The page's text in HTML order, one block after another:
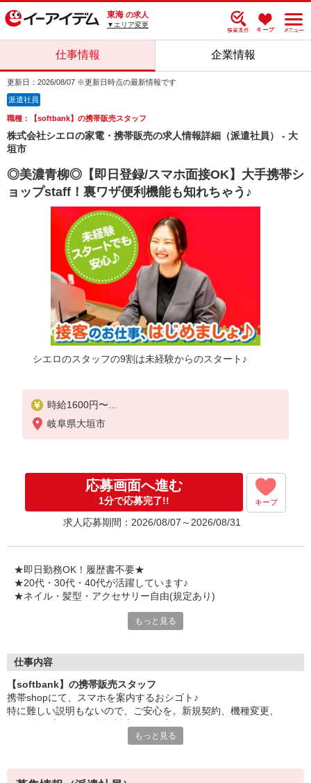
東海 の求人
▼エリア変更
仕事情報 企業情報
更新日：2026/08/07 ※更新日時点の最新情報です
派遣社員
職種：【softbank】の携帯販売スタッフ
株式会社シエロの家電・携帯販売の求人情報詳細（派遣社員） - 大
垣市
◎美濃青柳◎【即日登録/スマホ面接OK】大手携帯シ
ョップstaff！裏ワザ便利機能も知れちゃう♪
シエロのスタッフの9割は未経験からのスタート♪
時給1600円〜
※別途インセンティブ、職能評価制度あり
※残業代支給
゜+゜・。○。・゜+゜・。○。・゜+゜
入社祝い金10万円支給(規定有)
お友達を紹介頂くと,
インセンティブ支給(規定有)
★月2回払い・週払い可能（規程有）★
゜・。○。・゜+゜・。○。・゜+゜
岐阜県大垣市
応募画面へ進む
1分で応募完了!! キープ
求人応募期間：2026/08/07～2026/08/31
★即日勤務OK！履歴書不要★
★20代・30代・40代が活躍しています♪
★ネイル・髪型・アクセサリー自由(規定あり)
でも心配ご無用！
お互いに教え合ったり、フォローしあったりする
和気あいあいとした人間関係がある店舗ばかり！
皆で一緒にステップアップしましょう♪
【選べるお仕事いろいろ】
▼オフィスワーク
もっと見る
仕事内容
【softbank】の携帯販売スタッフ
携帯shopにて、スマホを案内するおシゴト♪
特に難しい説明もないので、ご安心を。新規契約、機種変更、
満足度◎
もっと見る